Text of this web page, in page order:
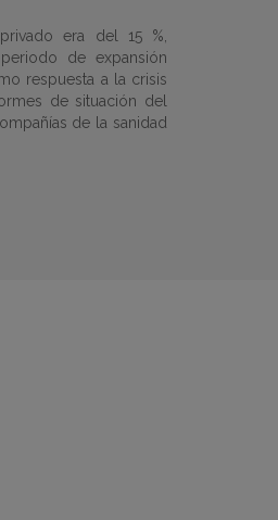
era del 15 %,
de expansión
respuesta a la crisis
de situación del
de la sanidad